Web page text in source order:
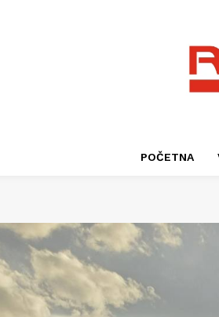
POČETNA